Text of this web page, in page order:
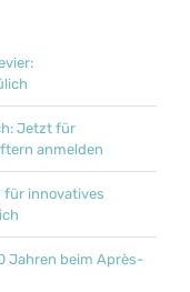
Jetzt für
anmelden
für innovatives
Jahren beim Après-